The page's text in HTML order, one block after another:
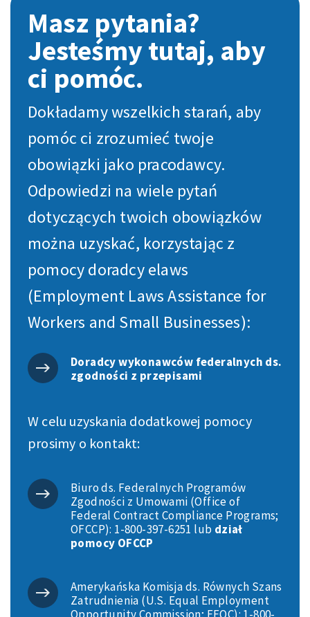
Masz pytania?
Jesteśmy tutaj, aby
ci pomóc.
Dokładamy wszelkich starań, aby
pomóc ci zrozumieć twoje
obowiązki jako pracodawcy.
Odpowiedzi na wiele pytań
dotyczących twoich obowiązków
można uzyskać, korzystając z
pomocy doradcy elaws
(Employment Laws Assistance for
Workers and Small Businesses):
Doradcy wykonawców federalnych ds.
zgodności z przepisami
W celu uzyskania dodatkowej pomocy
prosimy o kontakt:
Biuro ds. Federalnych Programów
Zgodności z Umowami (Office of
Federal Contract Compliance Programs;
OFCCP): 1-800-397-6251 lub dział
pomocy OFCCP
Amerykańska Komisja ds. Równych Szans
Zatrudnienia (U.S. Equal Employment
Opportunity Commission; EEOC): 1-800-